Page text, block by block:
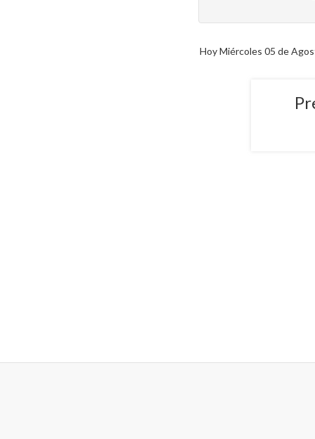
Hoy Miércoles 05 de